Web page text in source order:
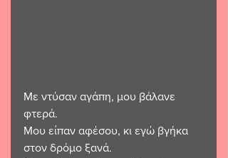
Με ντύσαν αγάπη, μου βάλανε
φτερά.
Μου είπαν αφέσου, κι εγώ βγήκα
στον δρόμο ξανά.